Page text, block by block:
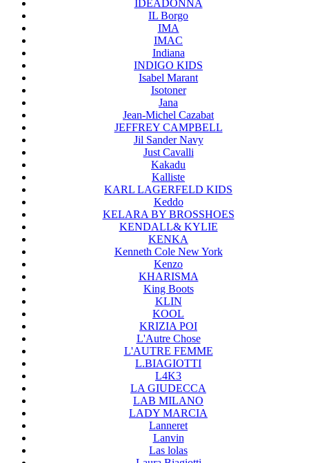
IDEADONNA
IL Borgo
IMA
IMAC
Indiana
INDIGO KIDS
Isabel Marant
Isotoner
Jana
Jean-Michel Cazabat
JEFFREY CAMPBELL
Jil Sander Navy
Just Cavalli
Kakadu
Kalliste
KARL LAGERFELD KIDS
Keddo
KELARA BY BROSSHOES
KENDALL& KYLIE
KENKA
Kenneth Cole New York
Kenzo
KHARISMA
King Boots
KLIN
KOOL
KRIZIA POI
L'Autre Chose
L'AUTRE FEMME
L.BIAGIOTTI
L4K3
LA GIUDECCA
LAB MILANO
LADY MARCIA
Lanneret
Lanvin
Las lolas